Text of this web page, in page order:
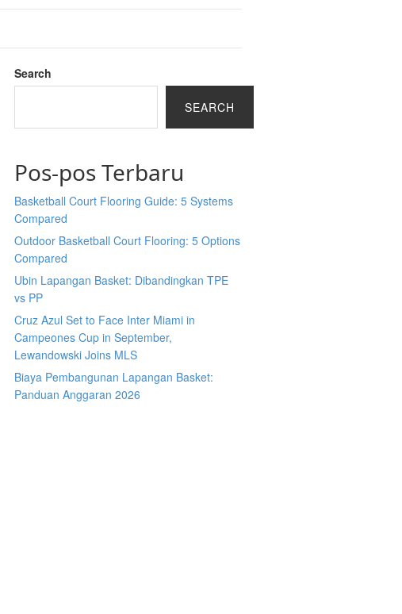
Search
SEARCH
Pos-pos Terbaru
Basketball Court Flooring Guide: 5 Systems
Compared
Outdoor Basketball Court Flooring: 5 Options
Compared
Ubin Lapangan Basket: Dibandingkan TPE
vs PP
Cruz Azul Set to Face Inter Miami in
Campeones Cup in September,
Lewandowski Joins MLS
Biaya Pembangunan Lapangan Basket:
Panduan Anggaran 2026